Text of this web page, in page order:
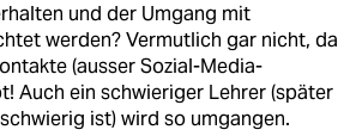
und der Umgang mit
werden? Vermutlich gar nicht, da
(ausser Sozial-Media-
Auch ein schwieriger Lehrer (später
ist) wird so umgangen.